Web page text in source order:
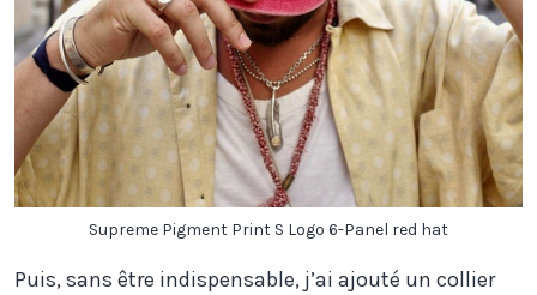
Supreme Pigment Print S Logo 6-Panel red hat
Puis, sans être indispensable, j’ai ajouté un collier